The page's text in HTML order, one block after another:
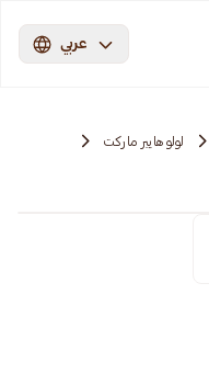
عربي
لولو هايبر ماركت